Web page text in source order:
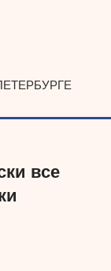
все